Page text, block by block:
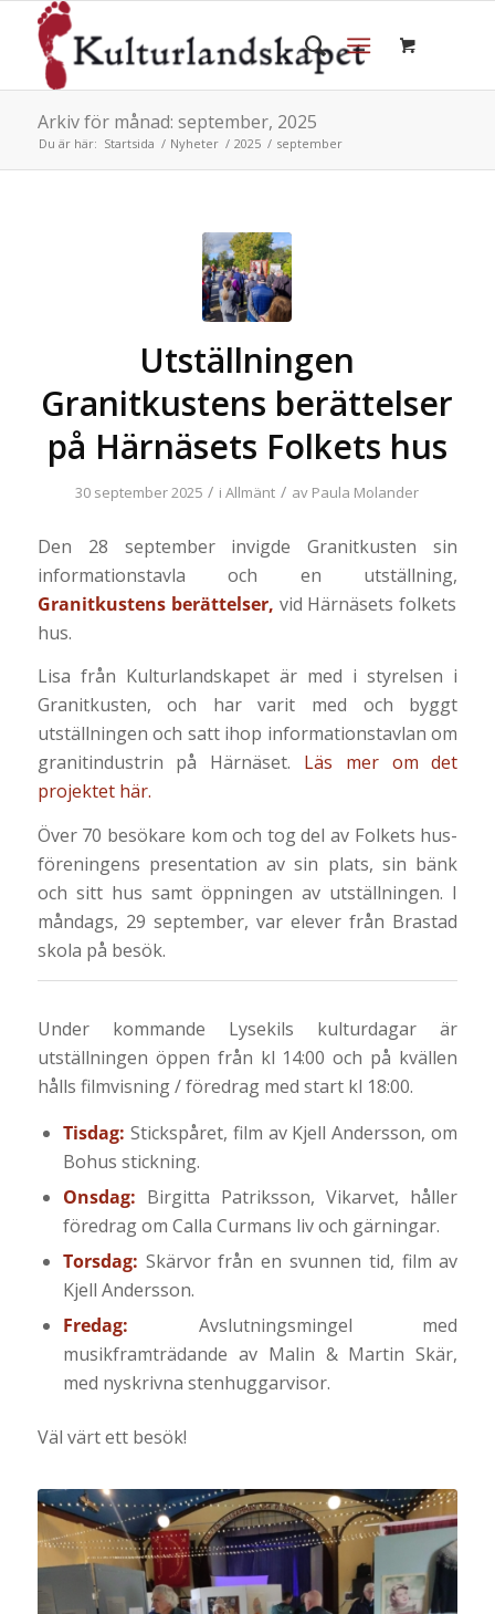
Arkiv för månad: september, 2025
Du är här: Startsida / Nyheter / 2025 / september
Utställningen
Granitkustens berättelser
på Härnäsets Folkets hus
30 september 2025 / iAllmänt / av Paula Molander
Den 28 september invigde Granitkusten sin
informationstavla och en utställning,
Granitkustens berättelser, vid Härnäsets folkets
hus.
Lisa från Kulturlandskapet är med i styrelsen i
Granitkusten, och har varit med och byggt
utställningen och satt ihop informationstavlan om
granitindustrin på Härnäset. Läs mer om det
projektet här.
Över 70 besökare kom och tog del av Folkets hus-
föreningens presentation av sin plats, sin bänk
och sitt hus samt öppningen av utställningen. I
måndags, 29 september, var elever från Brastad
skola på besök.
Under kommande Lysekils kulturdagar är
utställningen öppen från kl 14:00 och på kvällen
hålls filmvisning / föredrag med start kl 18:00.
Tisdag: Stickspåret, film av Kjell Andersson, om
Bohus stickning.
Onsdag: Birgitta Patriksson, Vikarvet, håller
föredrag om Calla Curmans liv och gärningar.
Torsdag: Skärvor från en svunnen tid, film av
Kjell Andersson.
Fredag: Avslutningsmingel med
musikframträdande av Malin & Martin Skär,
med nyskrivna stenhuggarvisor.
Väl värt ett besök!